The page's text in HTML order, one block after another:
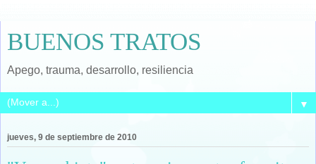
BUENOS TRATOS
Apego, trauma, desarrollo, resiliencia
▼
jueves, 9 de septiembre de 2010